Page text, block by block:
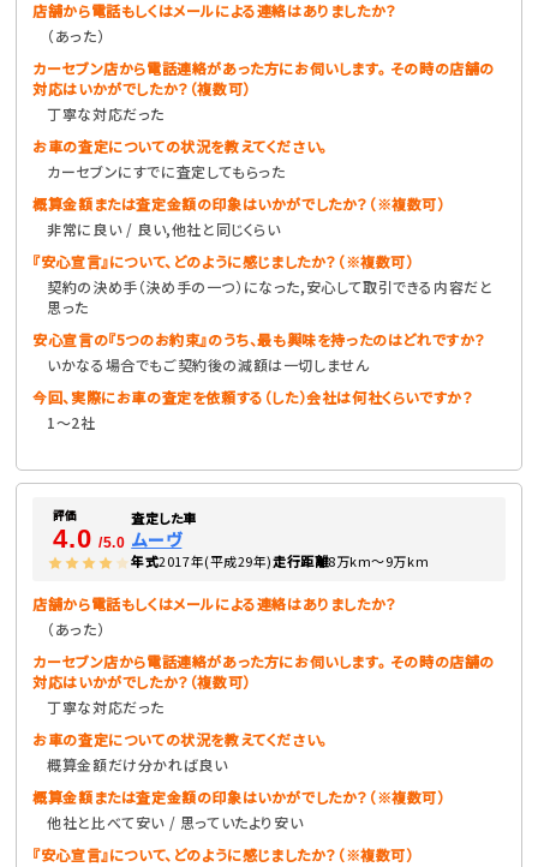
店舗から電話もしくはメールによる連絡はありましたか？
（あった）
カーセブン店から電話連絡があった方にお伺いします。 その時の店舗の
対応はいかがでしたか？（複数可）
丁寧な対応だった
お車の査定についての状況を教えてください。
カーセブンにすでに査定してもらった
概算金額または査定金額の印象はいかがでしたか？（※複数可）
非常に良い / 良い,他社と同じくらい
『安心宣言』について、どのように感じましたか？（※複数可）
契約の決め手（決め手の一つ）になった,安心して取引できる内容だと
思った
安心宣言の『5つのお約束』のうち、最も興味を持ったのはどれですか？
いかなる場合でもご契約後の減額は一切しません
今回、実際にお車の査定を依頼する（した）会社は何社くらいですか？
1〜2社
評価
4.0 /5.0
査定した車
ムーヴ
年式2017年(平成29年)走行距離8万km〜9万km
店舗から電話もしくはメールによる連絡はありましたか？
（あった）
カーセブン店から電話連絡があった方にお伺いします。 その時の店舗の
対応はいかがでしたか？（複数可）
丁寧な対応だった
お車の査定についての状況を教えてください。
概算金額だけ分かれば良い
概算金額または査定金額の印象はいかがでしたか？（※複数可）
他社と比べて安い / 思っていたより安い
『安心宣言』について、どのように感じましたか？（※複数可）